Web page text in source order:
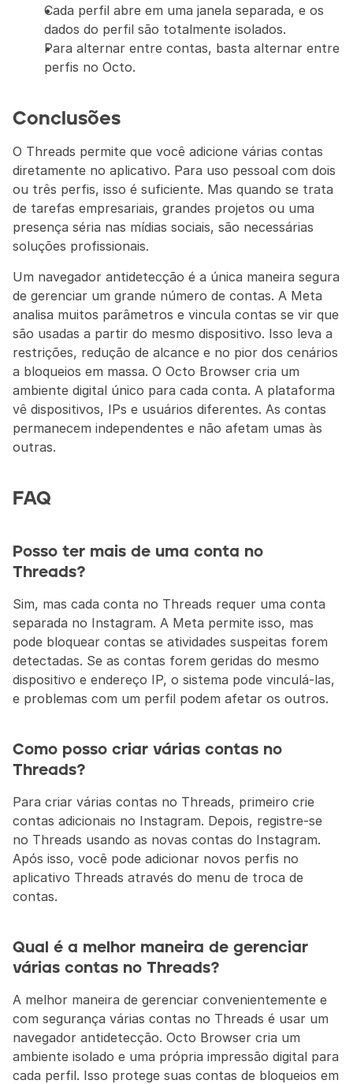
Cada perfil abre em uma janela separada, e os
dados do perfil são totalmente isolados.
Para alternar entre contas, basta alternar entre
perfis no Octo.
Conclusões
O Threads permite que você adicione várias contas
diretamente no aplicativo. Para uso pessoal com dois
ou três perfis, isso é suficiente. Mas quando se trata
de tarefas empresariais, grandes projetos ou uma
presença séria nas mídias sociais, são necessárias
soluções profissionais.
Um navegador antidetecção é a única maneira segura
de gerenciar um grande número de contas. A Meta
analisa muitos parâmetros e vincula contas se vir que
são usadas a partir do mesmo dispositivo. Isso leva a
restrições, redução de alcance e no pior dos cenários
a bloqueios em massa. O Octo Browser cria um
ambiente digital único para cada conta. A plataforma
vê dispositivos, IPs e usuários diferentes. As contas
permanecem independentes e não afetam umas às
outras.
FAQ
Posso ter mais de uma conta no
Threads?
Sim, mas cada conta no Threads requer uma conta
separada no Instagram. A Meta permite isso, mas
pode bloquear contas se atividades suspeitas forem
detectadas. Se as contas forem geridas do mesmo
dispositivo e endereço IP, o sistema pode vinculá-las,
e problemas com um perfil podem afetar os outros.
Como posso criar várias contas no
Threads?
Para criar várias contas no Threads, primeiro crie
contas adicionais no Instagram. Depois, registre-se
no Threads usando as novas contas do Instagram.
Após isso, você pode adicionar novos perfis no
aplicativo Threads através do menu de troca de
contas.
Qual é a melhor maneira de gerenciar
várias contas no Threads?
A melhor maneira de gerenciar convenientemente e
com segurança várias contas no Threads é usar um
navegador antidetecção. Octo Browser cria um
ambiente isolado e uma própria impressão digital para
cada perfil. Isso protege suas contas de bloqueios em